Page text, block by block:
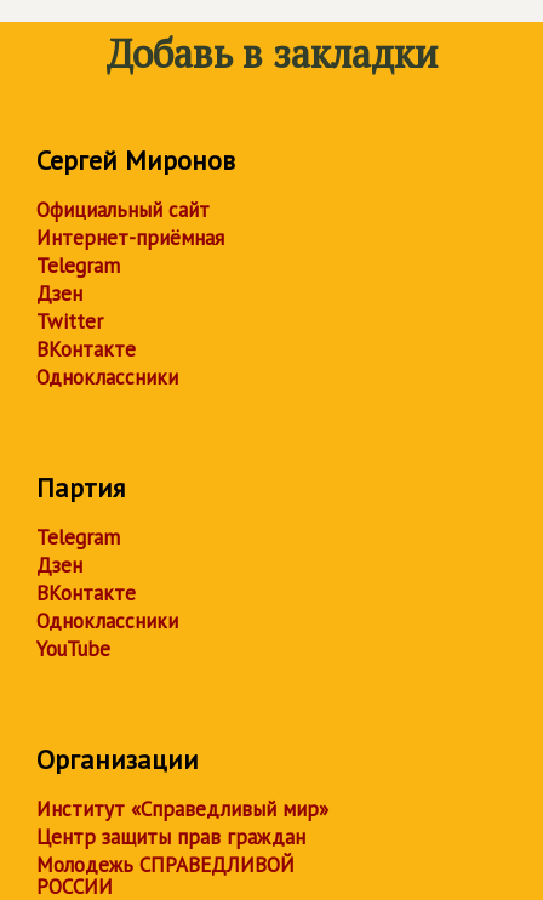
Добавь в закладки
Сергей Миронов
Официальный сайт
Интернет-приёмная
Telegram
Дзен
Twitter
ВКонтакте
Одноклассники
Партия
Telegram
Дзен
ВКонтакте
Одноклассники
YouTube
Организации
Институт «Справедливый мир»
Центр защиты прав граждан
Молодежь СПРАВЕДЛИВОЙ
РОССИИ